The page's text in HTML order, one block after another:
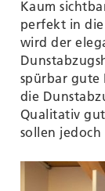
Kaum
perfekt in
wird der
spürbar
die
Qualitativ
sollen